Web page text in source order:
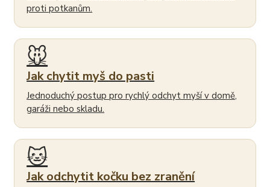
proti potkanům.
🐭
Jak chytit myš do pasti
Jednoduchý postup pro rychlý odchyt myší v domě,
garáži nebo skladu.
🐱
Jak odchytit kočku bez zranění